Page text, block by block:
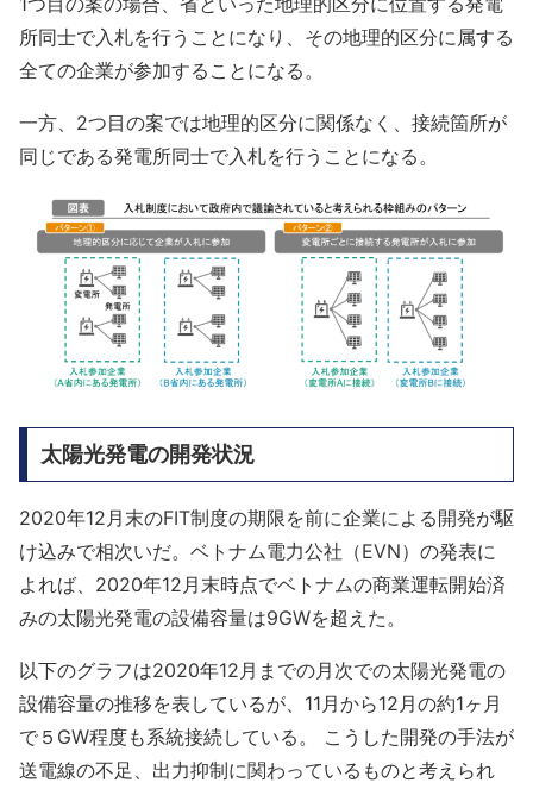
所同士で入札を行うことになり、その地理的区分に属する
全ての企業が参加することになる。
一方、2つ目の案では地理的区分に関係なく、接続箇所が
同じである発電所同士で入札を行うことになる。
太陽光発電の開発状況
2020年12月末のFIT制度の期限を前に企業による開発が駆
け込みで相次いだ。ベトナム電力公社（EVN）の発表に
よれば、2020年12月末時点でベトナムの商業運転開始済
みの太陽光発電の設備容量は9GWを超えた。
以下のグラフは2020年12月までの月次での太陽光発電の
設備容量の推移を表しているが、11月から12月の約1ヶ月
で５GW程度も系統接続している。 こうした開発の手法が
送電線の不足、出力抑制に関わっているものと考えられ